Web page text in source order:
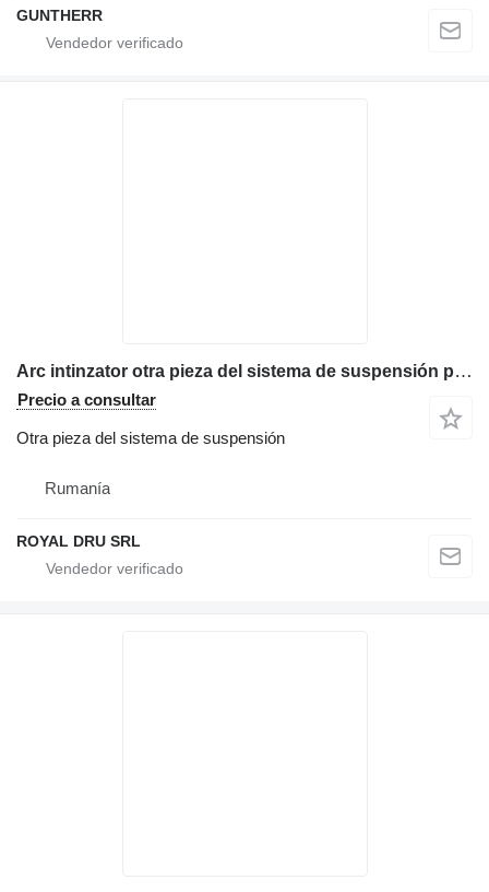
GUNTHERR
Arc intinzator otra pieza del sistema de suspensión para Case maquinaria de construcción
Precio a consultar
Otra pieza del sistema de suspensión
Rumanía
ROYAL DRU SRL